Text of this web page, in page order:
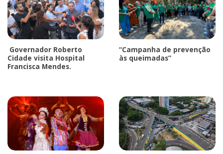
Governador Roberto
Cidade visita Hospital
Francisca Mendes.
“Campanha de prevenção
às queimadas”